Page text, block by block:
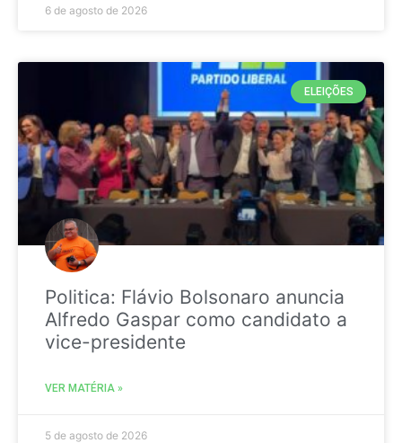
6 de agosto de 2026
ELEIÇÕES
Politica: Flávio Bolsonaro anuncia
Alfredo Gaspar como candidato a
vice-presidente
VER MATÉRIA »
5 de agosto de 2026